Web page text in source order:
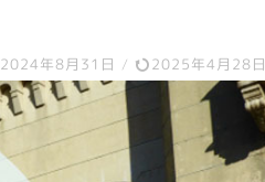
2024年8月31日 / 2025年4月28日